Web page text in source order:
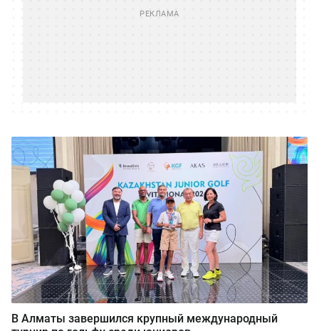
В Алматы завершился крупный международный